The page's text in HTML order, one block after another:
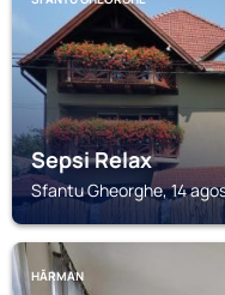
Sepsi Relax
Sfantu Gheorghe, 14
HĂRMAN